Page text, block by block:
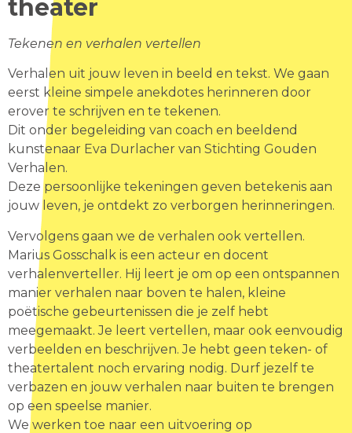
theater
Tekenen en verhalen vertellen
Verhalen uit jouw leven in beeld en tekst. We gaan
eerst kleine simpele anekdotes herinneren door
erover te schrijven en te tekenen.
Dit onder begeleiding van coach en beeldend
kunstenaar Eva Durlacher van Stichting Gouden
Verhalen.
Deze persoonlijke tekeningen geven betekenis aan
jouw leven, je ontdekt zo verborgen herinneringen.
Vervolgens gaan we de verhalen ook vertellen.
Marius Gosschalk is een acteur en docent
verhalenverteller. Hij leert je om op een ontspannen
manier verhalen naar boven te halen, kleine
poëtische gebeurtenissen die je zelf hebt
meegemaakt. Je leert vertellen, maar ook eenvoudig
verbeelden en beschrijven. Je hebt geen teken- of
theatertalent noch ervaring nodig. Durf jezelf te
verbazen en jouw verhalen naar buiten te brengen
op een speelse manier.
We werken toe naar een uitvoering op